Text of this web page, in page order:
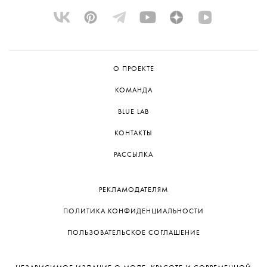
и следующих показов пока не планируется.
О ПРОЕКТЕ
КОМАНДА
BLUE LAB
КОНТАКТЫ
РАССЫЛКА
РЕКЛАМОДАТЕЛЯМ
ПОЛИТИКА КОНФИДЕНЦИАЛЬНОСТИ
ПОЛЬЗОВАТЕЛЬСКОЕ СОГЛАШЕНИЕ